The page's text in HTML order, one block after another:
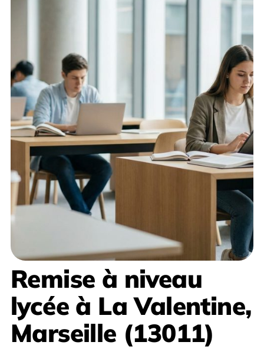
Remise à niveau
lycée à La Valentine,
Marseille (13011)